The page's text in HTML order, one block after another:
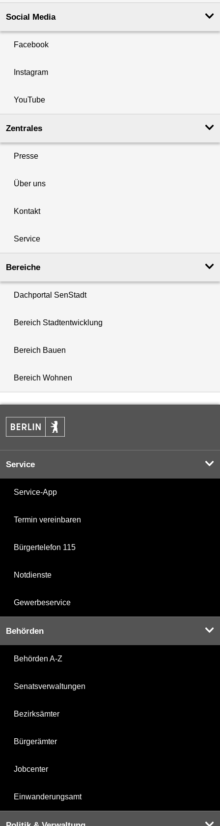
Social Media
Facebook
Instagram
YouTube
Zentrales
Presse
Über uns
Kontakt
Service
Bereiche
Dachportal SenStadt
Bereich Stadtentwicklung
Bereich Bauen
Bereich Wohnen
Service
Service-App
Termin vereinbaren
Bürgertelefon 115
Notdienste
Gewerbeservice
Behörden
Behörden A-Z
Senatsverwaltungen
Bezirksämter
Bürgerämter
Jobcenter
Einwanderungsamt